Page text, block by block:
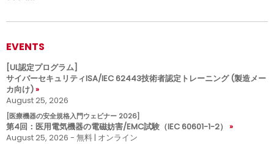
EVENTS
[UL認定プログラム]
サイバーセキュリティISA/IEC 62443技術者認定トレーニング (製造メー
カ向け)
August 25, 2026
[医療機器の安全規格入門ウェビナー 2026]
第4回：医用電気機器の電磁妨害/EMC試験（IEC 60601-1-2）
August 25, 2026 - 無料 | オンライン